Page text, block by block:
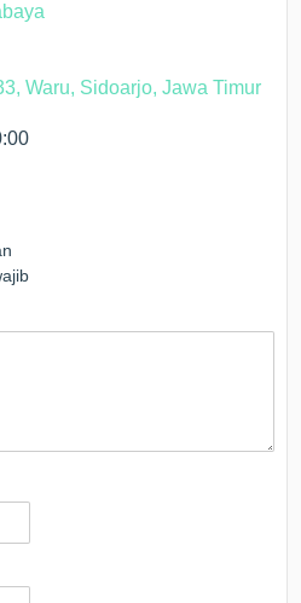
Waru, Sidoarjo, Jawa Timur